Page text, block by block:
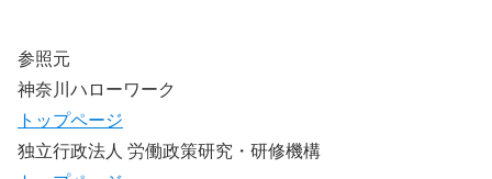
参照元
神奈川ハローワーク
トップページ
独立行政法人 労働政策研究・研修機構